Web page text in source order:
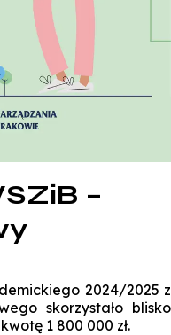
Zapisz się na studia
–
2024/2025 z
skorzystało blisko
1 800 000 zł.